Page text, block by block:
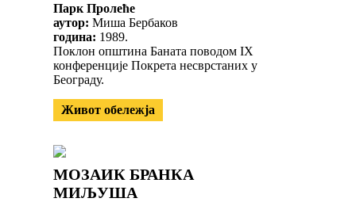
Парк Пролеће
аутор: Миша Бербаков
година: 1989.
Поклон општина Баната поводом IX
конференције Покрета несврстаних у
Београду.
Живот обележја
МОЗАИК БРАНКА
МИЉУША